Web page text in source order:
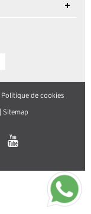
Politique de cookies
Sitemap